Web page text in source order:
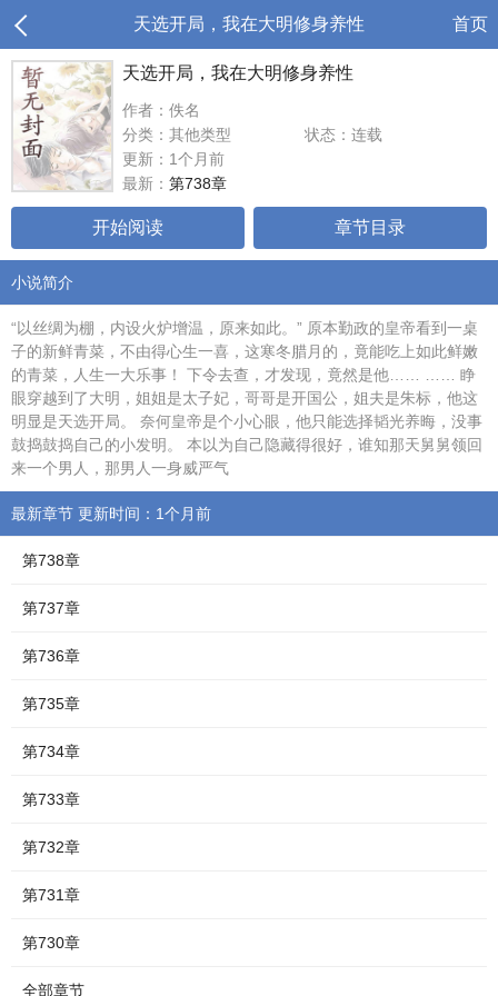
天选开局，我在大明修身养性 首页
天选开局，我在大明修身养性
作者：佚名
分类：其他类型
状态：连载
更新：1个月前
最新： 第738章
开始阅读 章节目录
小说简介
“以丝绸为棚，内设火炉增温，原来如此。” 原本勤政的皇帝看到一桌
子的新鲜青菜，不由得心生一喜，这寒冬腊月的，竟能吃上如此鲜嫩
的青菜，人生一大乐事！ 下令去查，才发现，竟然是他…… …… 睁
眼穿越到了大明，姐姐是太子妃，哥哥是开国公，姐夫是朱标，他这
明显是天选开局。 奈何皇帝是个小心眼，他只能选择韬光养晦，没事
鼓捣鼓捣自己的小发明。 本以为自己隐藏得很好，谁知那天舅舅领回
来一个男人，那男人一身威严气
最新章节 更新时间：1个月前
第738章
第737章
第736章
第735章
第734章
第733章
第732章
第731章
第730章
全部章节